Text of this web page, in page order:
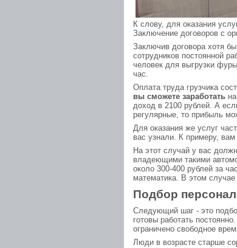
К слову, для оказания
Заключение договоров с
Заключив договора хотя
сотрудников постоянной
человек для выгрузки
час.
Оплата труда грузчика
вы сможете заработать
доход в 2100 рублей. А
регулярные, то прибыль
Для оказания же услуг
вас узнали. К примеру, вам
На этот случай у вас
владеющими такими
около 300-400 рублей за
математика. В этом
Подбор
Следующий шаг - это
готовы работать
ограничено свободное
Люди в возрасте старше